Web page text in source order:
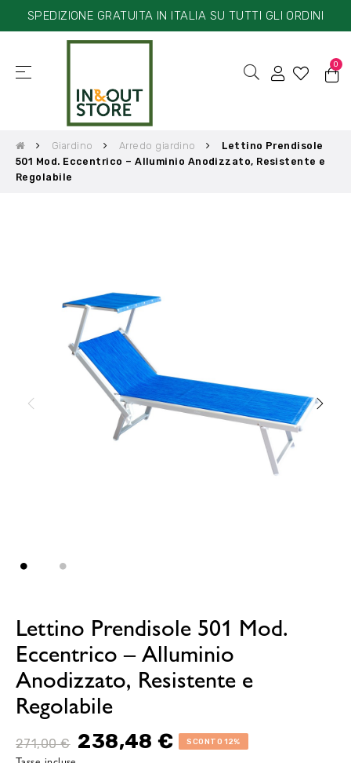
SPEDIZIONE GRATUITA IN ITALIA SU TUTTI GLI ORDINI
navigazione
☰ 0
Giardino Arredo giardino
Lettino Prendisole
501 Mod. Eccentrico – Alluminio Anodizzato, Resistente e
Regolabile
Lettino Prendisole 501 Mod.
Eccentrico – Alluminio
Anodizzato, Resistente e
Regolabile
271,00 € 238,48 € SCONTO 12%